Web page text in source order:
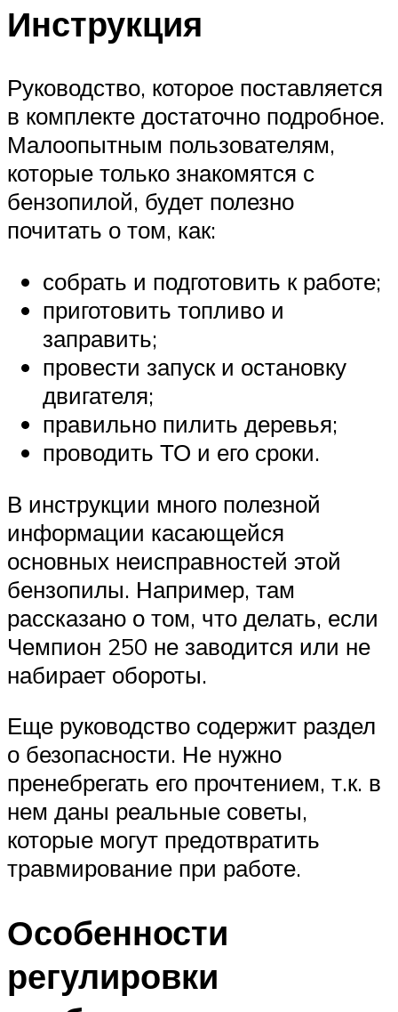
Инструкция
Руководство, которое поставляется
в комплекте достаточно подробное.
Малоопытным пользователям,
которые только знакомятся с
бензопилой, будет полезно
почитать о том, как:
собрать и подготовить к работе;
приготовить топливо и
заправить;
провести запуск и остановку
двигателя;
правильно пилить деревья;
проводить ТО и его сроки.
В инструкции много полезной
информации касающейся
основных неисправностей этой
бензопилы. Например, там
рассказано о том, что делать, если
Чемпион 250 не заводится или не
набирает обороты.
Еще руководство содержит раздел
о безопасности. Не нужно
пренебрегать его прочтением, т.к. в
нем даны реальные советы,
которые могут предотвратить
травмирование при работе.
Особенности
регулировки